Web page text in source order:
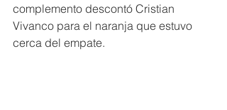
complemento descontó Cristian
Vivanco para el naranja que estuvo
cerca del empate.